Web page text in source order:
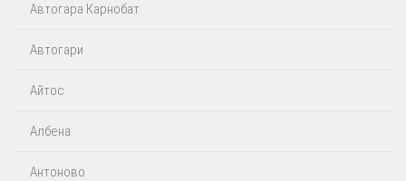
Автогара Карнобат
Автогари
Айтос‎
Албена
Антоново